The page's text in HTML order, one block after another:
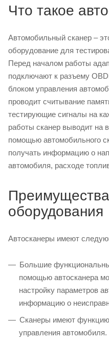
Что такое
Автомобильный сканер –
оборудование для
Перед началом работы
подключают к разъему
блоком управления
проводит считывание
тестирующие сигналы на
работы сканер выводит на
помощью автомобильного
получать информацию о
автомобиля, расходе
оборудования
Автосканеры имеют
Большие
помощью автосканера
настройку параметров
информацию о
Сканеры имеют
управления автомобиля.